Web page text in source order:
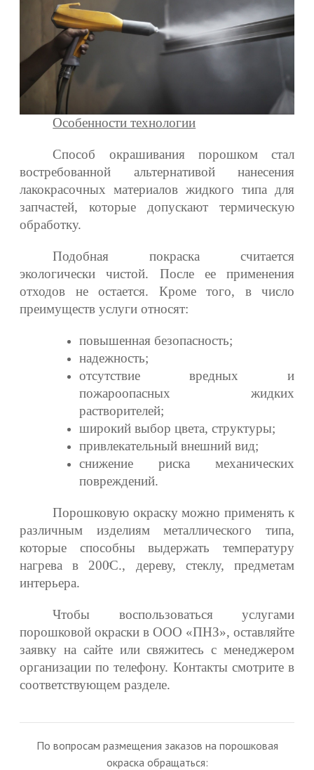
Особенности технологии
Способ окрашивания порошком стал
востребованной альтернативой нанесения
лакокрасочных материалов жидкого типа для
запчастей, которые допускают термическую
обработку.
Подобная покраска считается
экологически чистой. После ее применения
отходов не остается. Кроме того, в число
преимуществ услуги относят:
повышенная безопасность;
надежность;
отсутствие вредных и
пожароопасных жидких
растворителей;
широкий выбор цвета, структуры;
привлекательный внешний вид;
снижение риска механических
повреждений.
Порошковую окраску можно применять к
различным изделиям металлического типа,
которые способны выдержать температуру
нагрева в 200ͦС., дереву, стеклу, предметам
интерьера.
Чтобы воспользоваться услугами
порошковой окраски в ООО «ПНЗ», оставляйте
заявку на сайте или свяжитесь с менеджером
организации по телефону. Контакты смотрите в
соответствующем разделе.
По вопросам размещения заказов на порошковая
окраска обращаться: